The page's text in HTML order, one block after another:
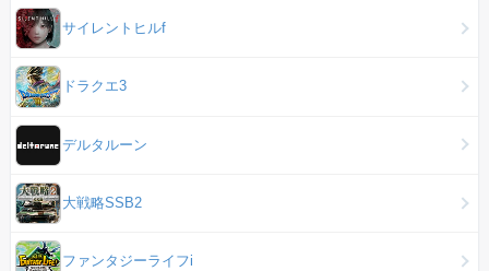
サイレントヒルf
ドラクエ3
デルタルーン
大戦略SSB2
ファンタジーライフi